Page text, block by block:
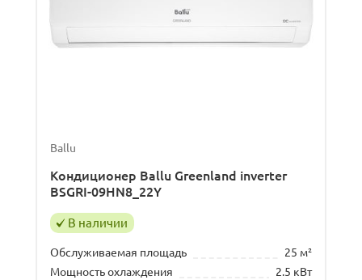
Ballu
Кондиционер Ballu Greenland inverter
BSGRI-09HN8_22Y
В наличии
Обслуживаемая площадь
25 м²
Мощность охлаждения
2.5 кВт